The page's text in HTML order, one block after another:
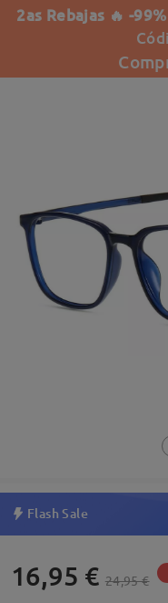
2as Rebajas 🔥 -
Flash Sale
16,95 € 24,95 €